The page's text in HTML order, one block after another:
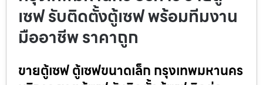
เซฟ รับติดตั้งตู้เซฟ พร้อมทีมงาน
มืออาชีพ ราคาถูก
ขายตู้เซฟ ตู้เซฟขนาดเล็ก กรุงเทพมหานคร